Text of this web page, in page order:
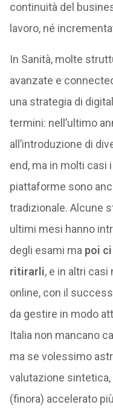
continuità del
lavoro, né
In Sanità, molte
avanzate e
una strategia di
termini: nell’ultimo
all’introduzione di
end, ma in molti casi
piattaforme sono
tradizionale. Alcune
ultimi mesi hanno
degli esami ma poi
ritirarli, e in altri casi
online, con il
da gestire in modo
Italia non mancano
ma se volessimo
valutazione
(finora) accelerato